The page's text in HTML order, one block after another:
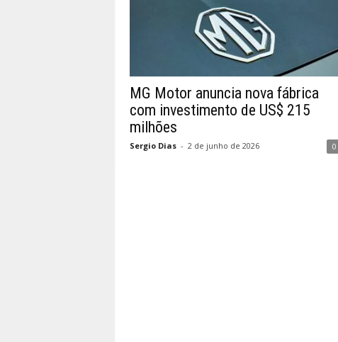
MG Motor anuncia nova fábrica
com investimento de US$ 215
milhões
Sergio Dias - 2 de junho de 2026 0